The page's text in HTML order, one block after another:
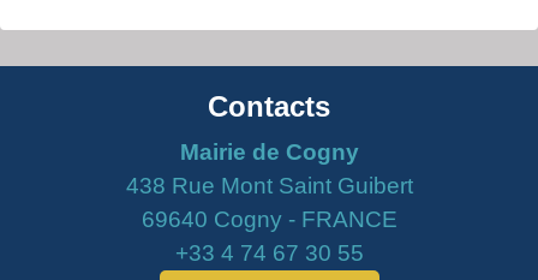
Contacts
Mairie de Cogny
438 Rue Mont Saint Guibert
69640 Cogny - FRANCE
+33 4 74 67 30 55